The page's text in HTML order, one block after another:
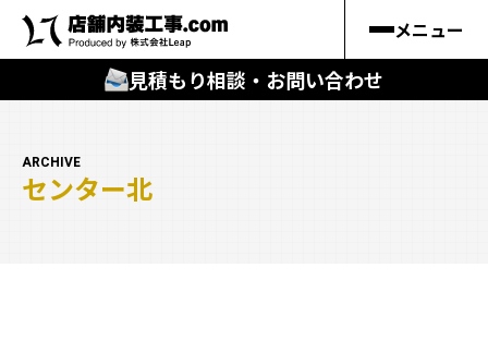
メニュー
見積もり相談・お問い合わせ
キーワードから
ARCHIVE
センター北